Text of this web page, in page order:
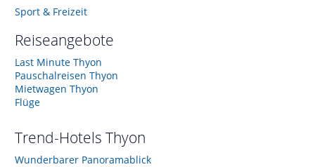
Sport & Freizeit
Reiseangebote
Last Minute Thyon
Pauschalreisen Thyon
Mietwagen Thyon
Flüge
Trend-Hotels Thyon
Wunderbarer Panoramablick